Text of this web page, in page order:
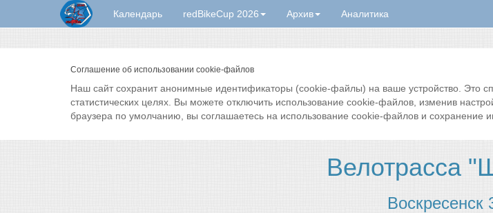
Календарь redBikeCup 2026 Архив Аналитика
Соглашение об использовании cookie-файлов
Наш сайт сохранит анонимные идентификаторы (cookie-файлы) на ваше устройство. Это
статистических целях. Вы можете отключить использование cookie-файлов, изменив
браузера по умолчанию, вы соглашаетесь на использование cookie-файлов и сохранение
Велотрасса
Воскресенск